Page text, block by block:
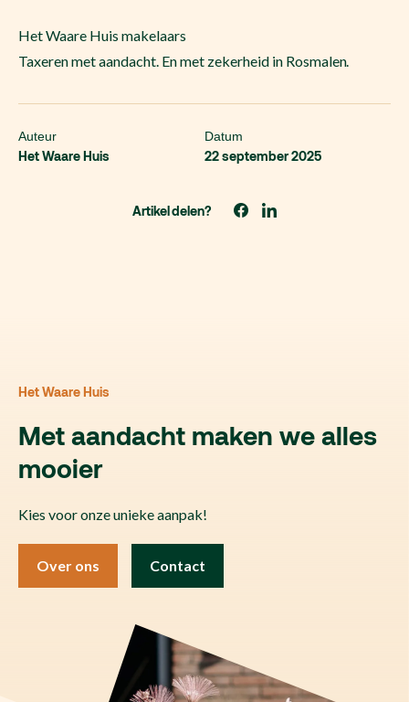
Het Waare Huis makelaars
Taxeren met aandacht. En met zekerheid in Rosmalen.
Auteur
Het Waare Huis
Datum
22 september 2025
Artikel delen?
Het Waare Huis
Met aandacht maken we alles
mooier
Kies voor onze unieke aanpak!
Over ons Contact